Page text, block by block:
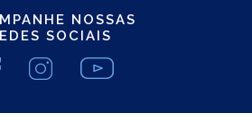
NOSSAS
SOCIAIS